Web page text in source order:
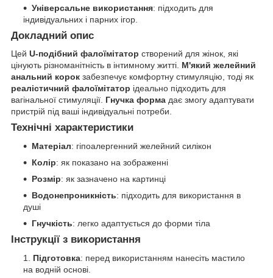
Універсальне використання: підходить для
індивідуальних і парних ігор.
Докладний опис
Цей U-подібний фалоїмітатор створений для жінок, які
цінують різноманітність в інтимному житті. М'який желейний
анальний корок забезпечує комфортну стимуляцію, тоді як
реалістичний фалоїмітатор ідеально підходить для
вагінальної стимуляції. Гнучка форма дає змогу адаптувати
пристрій під ваші індивідуальні потреби.
Технічні характеристики
Матеріал: гіпоалергенний желейний силікон
Колір: як показано на зображенні
Розмір: як зазначено на картинці
Водонепроникність: підходить для використання в
душі
Гнучкість: легко адаптується до форми тіла
Інструкції з використання
Підготовка: перед використанням нанесіть мастило
на водній основі.